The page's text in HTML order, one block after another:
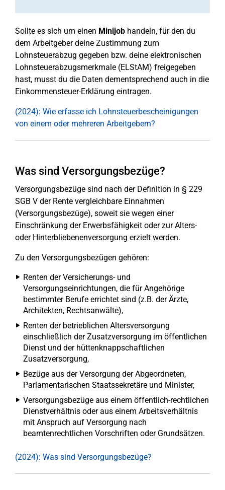
Sollte es sich um einen Minijob handeln, für den du
dem Arbeitgeber deine Zustimmung zum
Lohnsteuerabzug gegeben bzw. deine elektronischen
Lohnsteuerabzugsmerkmale (ELStAM) freigegeben
hast, musst du die Daten dementsprechend auch in die
Einkommensteuer-Erklärung eintragen.
(2024): Wie erfasse ich Lohnsteuerbescheinigungen
von einem oder mehreren Arbeitgebern?
Was sind Versorgungsbezüge?
Versorgungsbezüge sind nach der Definition in § 229
SGB V der Rente vergleichbare Einnahmen
(Versorgungsbezüge), soweit sie wegen einer
Einschränkung der Erwerbsfähigkeit oder zur Alters-
oder Hinterbliebenenversorgung erzielt werden.
Zu den Versorgungsbezügen gehören:
Renten der Versicherungs- und
Versorgungseinrichtungen, die für Angehörige
bestimmter Berufe errichtet sind (z.B. der Ärzte,
Architekten, Rechtsanwälte),
Renten der betrieblichen Altersversorgung
einschließlich der Zusatzversorgung im öffentlichen
Dienst und der hüttenknappschaftlichen
Zusatzversorgung,
Bezüge aus der Versorgung der Abgeordneten,
Parlamentarischen Staatssekretäre und Minister,
Versorgungsbezüge aus einem öffentlich-rechtlichen
Dienstverhältnis oder aus einem Arbeitsverhältnis
mit Anspruch auf Versorgung nach
beamtenrechtlichen Vorschriften oder Grundsätzen.
(2024): Was sind Versorgungsbezüge?